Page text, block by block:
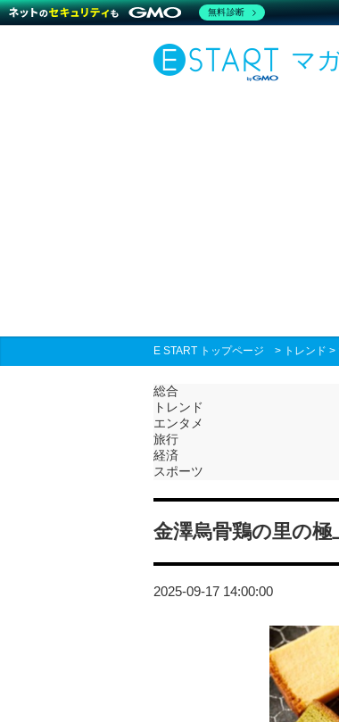
マ
E START トップページ > トレンド >
総合
トレンド
エンタメ
旅行
経済
スポーツ
金澤烏骨鶏の里の極
2025-09-17 14:00:00
無料診断